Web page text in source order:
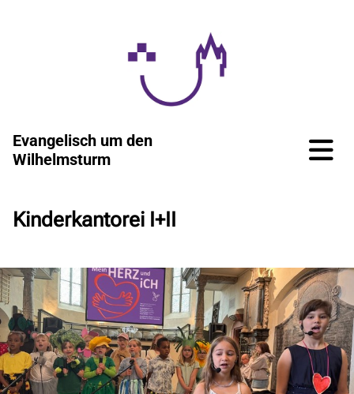
Evangelisch um den
Wilhelmsturm
Kinderkantorei I+II